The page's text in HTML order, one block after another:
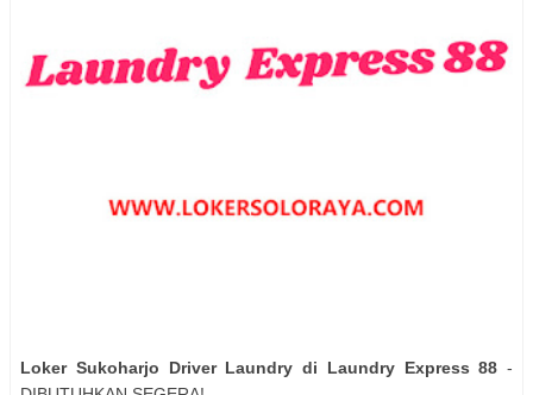
Loker Sukoharjo Driver Laundry di Laundry Express 88 -